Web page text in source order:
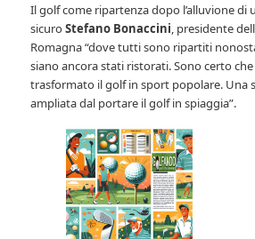
Il golf come ripartenza dopo l’alluvione di
sicuroStefano Bonaccini, presidente
Romagna “dove tutti sono ripartiti
siano ancora stati ristorati. Sono certo
trasformato il golf in sport popolare. Una
ampliata dal portare il golf in spiaggia”.